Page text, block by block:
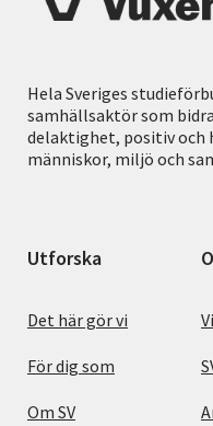
Hela Sveriges
samhällsaktör som
delaktighet, positiv och
människor, miljö och
Utforska
Det här gör vi
För dig som
Om SV